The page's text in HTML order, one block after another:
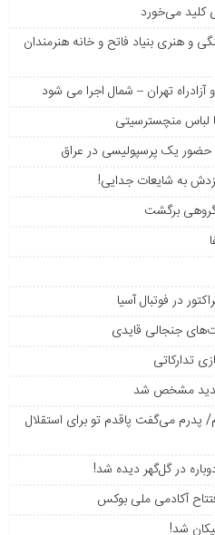
کلید می‌خورد
هنری بنیاد فاتح و خانه هنرمندان
تهران – شمال اجرا می شود
لباس منچسترسیتی
حضور یک پرسپولیسی در عراق
به شایعات جدایی!
برگشت
در فوتبال آسیا
جنجالی قایدی
تدارکاتی
پدرم می‌گفت پاقدم تو برای استقلال
در گل‌گهر دیده شد!
آکادمی ملی بوکس
شد!